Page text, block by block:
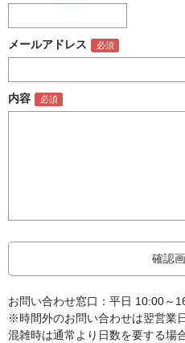
メールアドレス
内容
お問い合わせ窓口：平日 10:00～
※時間外のお問い合わせは翌営業
混雑時は通常より日数を要する場